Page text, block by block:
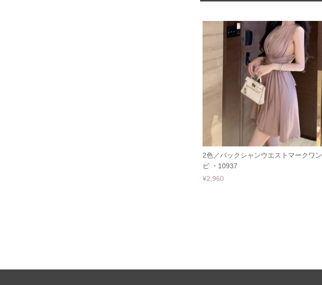
2色／バックシャンウエストマークワン
ピ ・10937
¥2,960